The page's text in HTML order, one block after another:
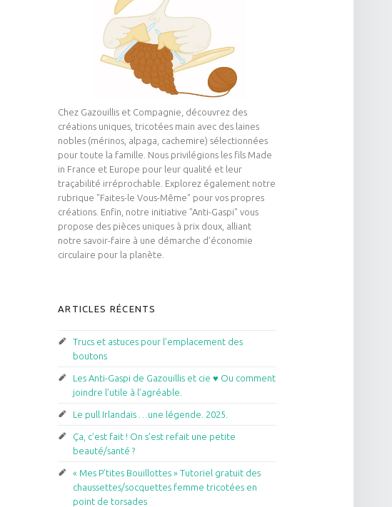
Chez Gazouillis et Compagnie, découvrez des
créations uniques, tricotées main avec des laines
nobles (mérinos, alpaga, cachemire) sélectionnées
pour toute la famille. Nous privilégions les fils Made
in France et Europe pour leur qualité et leur
traçabilité irréprochable. Explorez également notre
rubrique "Faites-le Vous-Même" pour vos propres
créations. Enfin, notre initiative "Anti-Gaspi" vous
propose des pièces uniques à prix doux, alliant
notre savoir-faire à une démarche d'économie
circulaire pour la planète.
ARTICLES RÉCENTS
Trucs et astuces pour l’emplacement des
boutons
Les Anti-Gaspi de Gazouillis et cie ♥ Ou comment
joindre l’utile à l’agréable.
Le pull Irlandais …une légende. 2025.
Ça, c’est fait ! On s’est refait une petite
beauté/santé ?
« Mes P’tites Bouillottes » Tutoriel gratuit des
chaussettes/socquettes femme tricotées en
point de torsades